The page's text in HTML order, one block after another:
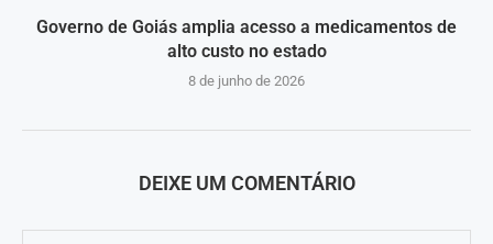
Governo de Goiás amplia acesso a medicamentos de
alto custo no estado
8 de junho de 2026
DEIXE UM COMENTÁRIO